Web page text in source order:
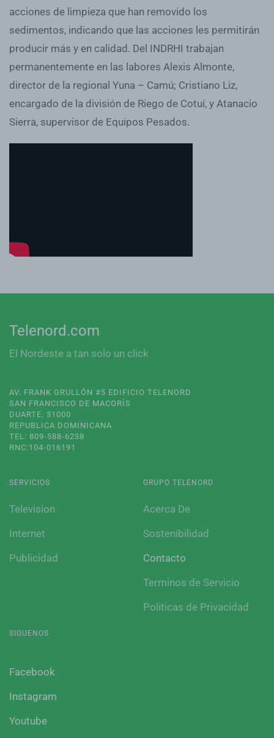
acciones de limpieza que han removido los
sedimentos, indicando que las acciones les permitirán
producir más y en calidad. Del INDRHI trabajan
permanentemente en las labores Alexis Almonte,
director de la regional Yuna – Camú; Cristiano Liz,
encargado de la división de Riego de Cotuí, y Atanacio
Sierra, supervisor de Equipos Pesados.
Telenord.com
El Nordeste a tan solo un click
AV. FRANK GRULLÓN #5 EDIFICIO TELENORD
SAN FRANCISCO DE MACORÍS
DUARTE, 31000
REPUBLICA DOMINICANA
TEL: 809-588-6238
RNC:104-016191
SERVICIOS
Television
Internet
Publicidad
GRUPO TELENORD
Acerca De
Sostenibilidad
Contacto
Terminos de Servicio
Politicas de Privacidad
SIGUENOS
Facebook
Instagram
Youtube